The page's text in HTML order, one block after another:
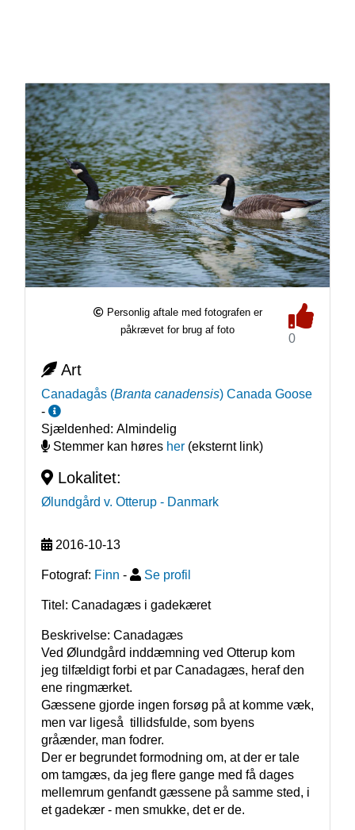
Personlig aftale med fotografen er
påkrævet for brug af foto
0
Art
Canadagås (Branta canadensis) Canada Goose
-
Sjældenhed: Almindelig
Stemmer kan høres her(eksternt link)
Lokalitet:
Ølundgård v. Otterup - Danmark
2016-10-13
Fotograf: Finn - Se profil
Titel: Canadagæs i gadekæret
Beskrivelse: Canadagæs
Ved Ølundgård inddæmning ved Otterup kom
jeg tilfældigt forbi et par Canadagæs, heraf den
ene ringmærket.
Gæssene gjorde ingen forsøg på at komme væk,
men var ligeså  tillidsfulde, som byens
gråænder, man fodrer.
Der er begrundet formodning om, at der er tale
om tamgæs, da jeg flere gange med få dages
mellemrum genfandt gæssene på samme sted, i